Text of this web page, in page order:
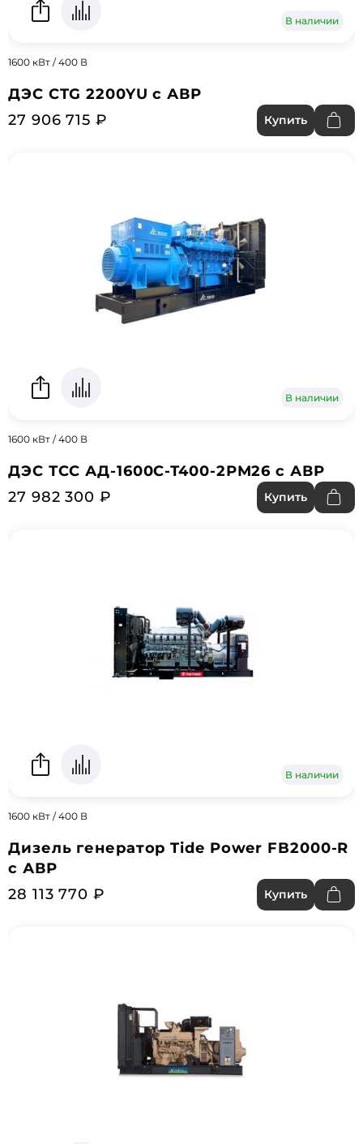
В наличии
1600 кВт / 400 В
ДЭС CTG 2200YU с АВР
27 906 715 ₽
Купить
В наличии
1600 кВт / 400 В
ДЭС ТСС АД-1600С-Т400-2РМ26 с АВР
27 982 300 ₽
Купить
В наличии
1600 кВт / 400 В
Дизель генератор Tide Power FB2000-R
с АВР
28 113 770 ₽
Купить